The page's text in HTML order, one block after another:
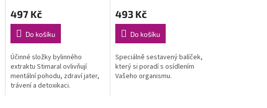
497 Kč
Do košíku
Účinné složky bylinného
extraktu Stimaral ovlivňují
mentální pohodu, zdraví jater,
trávení a detoxikaci.
493 Kč
Do košíku
Speciálně sestavený balíček,
který si poradí s osídlením
Vašeho organismu.